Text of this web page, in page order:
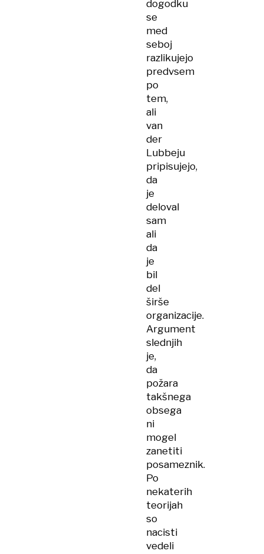
dogodku
se
med
seboj
razlikujejo
predvsem
po
tem,
ali
van
der
Lubbeju
pripisujejo,
da
je
deloval
sam
ali
da
je
bil
del
širše
organizacije.
Argument
slednjih
je,
da
požara
takšnega
obsega
ni
mogel
zanetiti
posameznik.
Po
nekaterih
teorijah
so
nacisti
vedeli